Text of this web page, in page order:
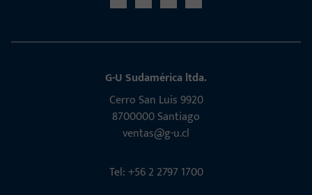
G-U Sudamérica ltda.
Cerro San Luis 9920
8700000 Santiago
ventas@g-u.cl
Tel: +56 2 2797 1700